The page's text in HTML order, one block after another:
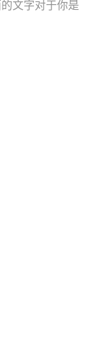
文字对于你是